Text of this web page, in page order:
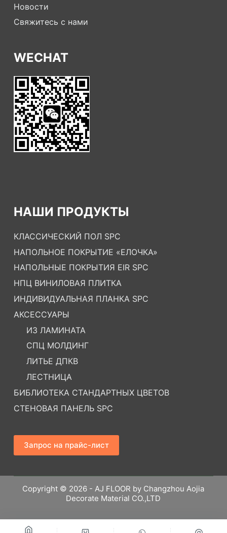
Новости
Свяжитесь с нами
WECHAT
НАШИ ПРОДУКТЫ
КЛАССИЧЕСКИЙ ПОЛ SPC
НАПОЛЬНОЕ ПОКРЫТИЕ «ЕЛОЧКА»
НАПОЛЬНЫЕ ПОКРЫТИЯ EIR SPC
НПЦ ВИНИЛОВАЯ ПЛИТКА
ИНДИВИДУАЛЬНАЯ ПЛАНКА SPC
АКСЕССУАРЫ
ИЗ ЛАМИНАТА
СПЦ МОЛДИНГ
ЛИТЬЕ ДПКВ
ЛЕСТНИЦА
БИБЛИОТЕКА СТАНДАРТНЫХ ЦВЕТОВ
СТЕНОВАЯ ПАНЕЛЬ SPC
Запрос на прайс-лист
Copyright © 2026 - AJ FLOOR by Changzhou Aojia
Decorate Material CO.,LTD